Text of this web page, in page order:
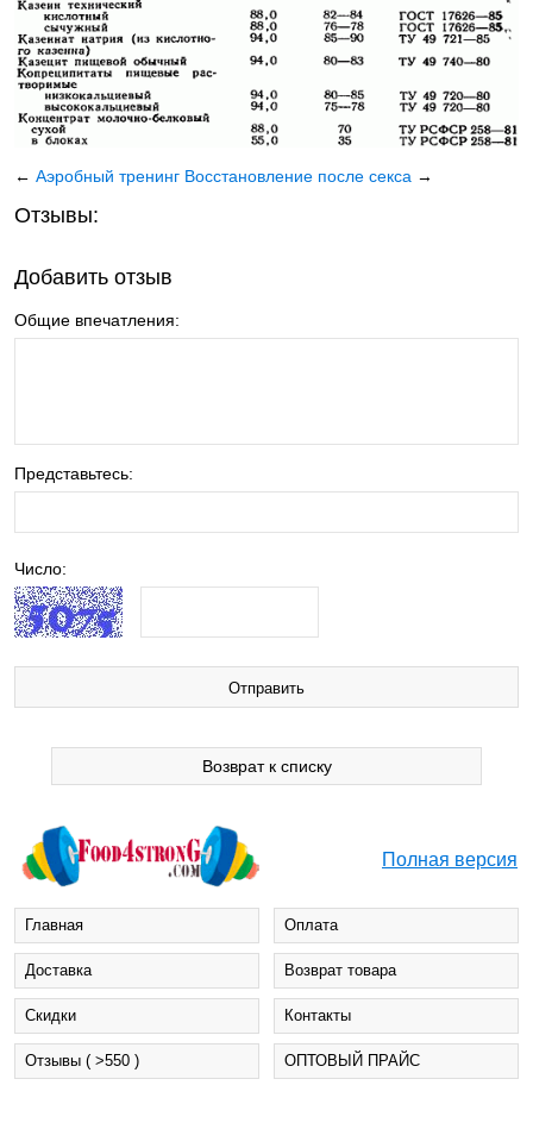
← Аэробный тренинг Восстановление после секса →
Отзывы:
Добавить отзыв
Общие впечатления:
Представьтесь:
Число:
Возврат к списку
Полная версия
Главная Оплата
Доставка Возврат товара
Cкидки Контакты
Отзывы ( >550 ) ОПТОВЫЙ ПРАЙС